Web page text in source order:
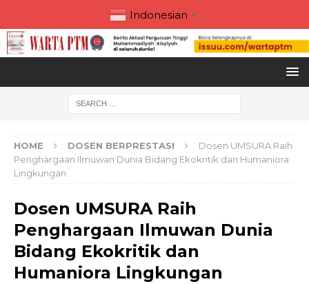
Indonesian ▼
HOME DOSEN BERPRESTASI
Dosen UMSURA Raih
Penghargaan Ilmuwan Dunia Bidang Ekokritik dan Humaniora
Lingkungan
Dosen UMSURA Raih
Penghargaan Ilmuwan Dunia
Bidang Ekokritik dan
Humaniora Lingkungan